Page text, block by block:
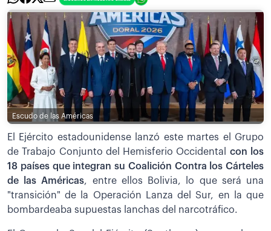
Escudo de las Américas
El Ejército estadounidense lanzó este martes el Grupo
de Trabajo Conjunto del Hemisferio Occidental con los
18 países que integran su Coalición Contra los Cárteles
de las Américas, entre ellos Bolivia, lo que será una
"transición" de la Operación Lanza del Sur, en la que
bombardeaba supuestas lanchas del narcotráfico.